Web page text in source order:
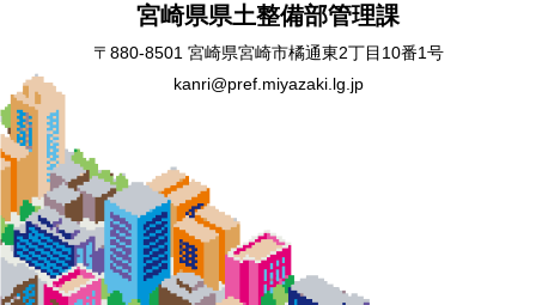
宮崎県県土整備部管理課
〒880-8501 宮崎県宮崎市橘通東2丁目10番1号
kanri@pref.miyazaki.lg.jp